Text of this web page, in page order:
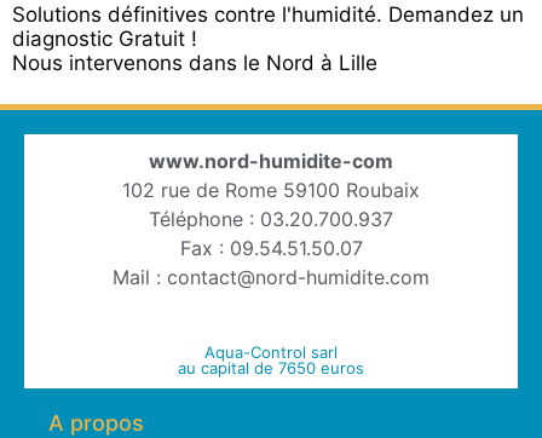
Solutions définitives contre l'humidité. Demandez un
diagnostic Gratuit !
Nous intervenons dans le Nord à Lille
www.nord-humidite-com
102 rue de Rome 59100 Roubaix
Téléphone : 03.20.700.937
Fax : 09.54.51.50.07
Mail : contact@nord-humidite.com
Aqua-Control sarl
au capital de 7650 euros
A propos